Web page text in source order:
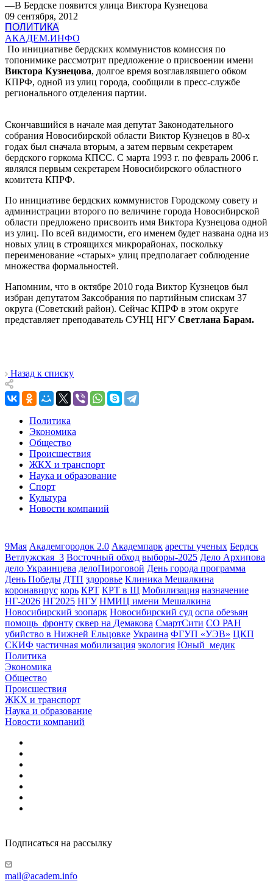
—В Бердске появится улица Виктора Кузнецова
09 сентября, 2012
ПОЛИТИКА
АКАДЕМ.ИНФО
По инициативе бердских коммунистов комиссия по
топонимике рассмотрит предложение о присвоении имени
Виктора Кузнецова, долгое время возглавлявшего обком
КПРФ, одной из улиц города, сообщили в пресс-службе
регионального отделения партии.
Скончавшийся в начале мая депутат Законодательного
собрания Новосибирской области Виктор Кузнецов в 80-х
годах был сначала вторым, а затем первым секретарем
бердского горкома КПСС. С марта 1993 г. по февраль 2006 г.
являлся первым секретарем Новосибирского областного
комитета КПРФ.
По инициативе бердских коммунистов Городскому совету и
администрации второго по величине города Новосибирской
области предложено присвоить имя Виктора Кузнецова одной
из улиц. По всей видимости, его именем будет названа одна из
новых улиц в строящихся микрорайонах, поскольку
переименование «старых» улиц предполагает соблюдение
множества формальностей.
Напомним, что в октябре 2010 года Виктор Кузнецов был
избран депутатом Заксобрания по партийным спискам 37
округа (Советский район). Сейчас КПРФ в этом округе
представляет преподаватель СУНЦ НГУСветлана Барам.
Назад к списку
Политика
Экономика
Общество
Происшествия
ЖКХ и транспорт
Наука и образование
Спорт
Культура
Новости компаний
9Мая Академгородок 2.0 Академпарк аресты ученых Бердск
Ветлужская_3 Восточный обход выборы-2025 Дело Архипова
дело Украинцева делоПироговой День города программа
День Победы ДТП здоровье Клиника Мешалкина
коронавирус корь КРТ КРТ в Щ Мобилизация назначение
НГ-2026 НГ2025 НГУ НМИЦ имени Мешалкина
Новосибирский зоопарк Новосибирский суд оспа обезьян
помощь_фронту сквер на Демакова СмартСити СО РАН
убийство в Нижней Ельцовке Украина ФГУП «УЭВ» ЦКП
СКИФ частичная мобилизация экология Юный_медик
Политика
Экономика
Общество
Происшествия
ЖКХ и транспорт
Наука и образование
Новости компаний
Подписаться на рассылку
mail@academ.info